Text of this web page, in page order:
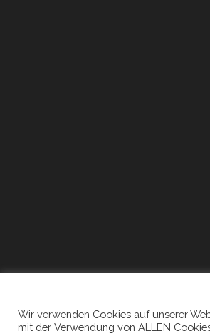
Wir verwenden Cookies auf unserer
mit der Verwendung von ALLEN